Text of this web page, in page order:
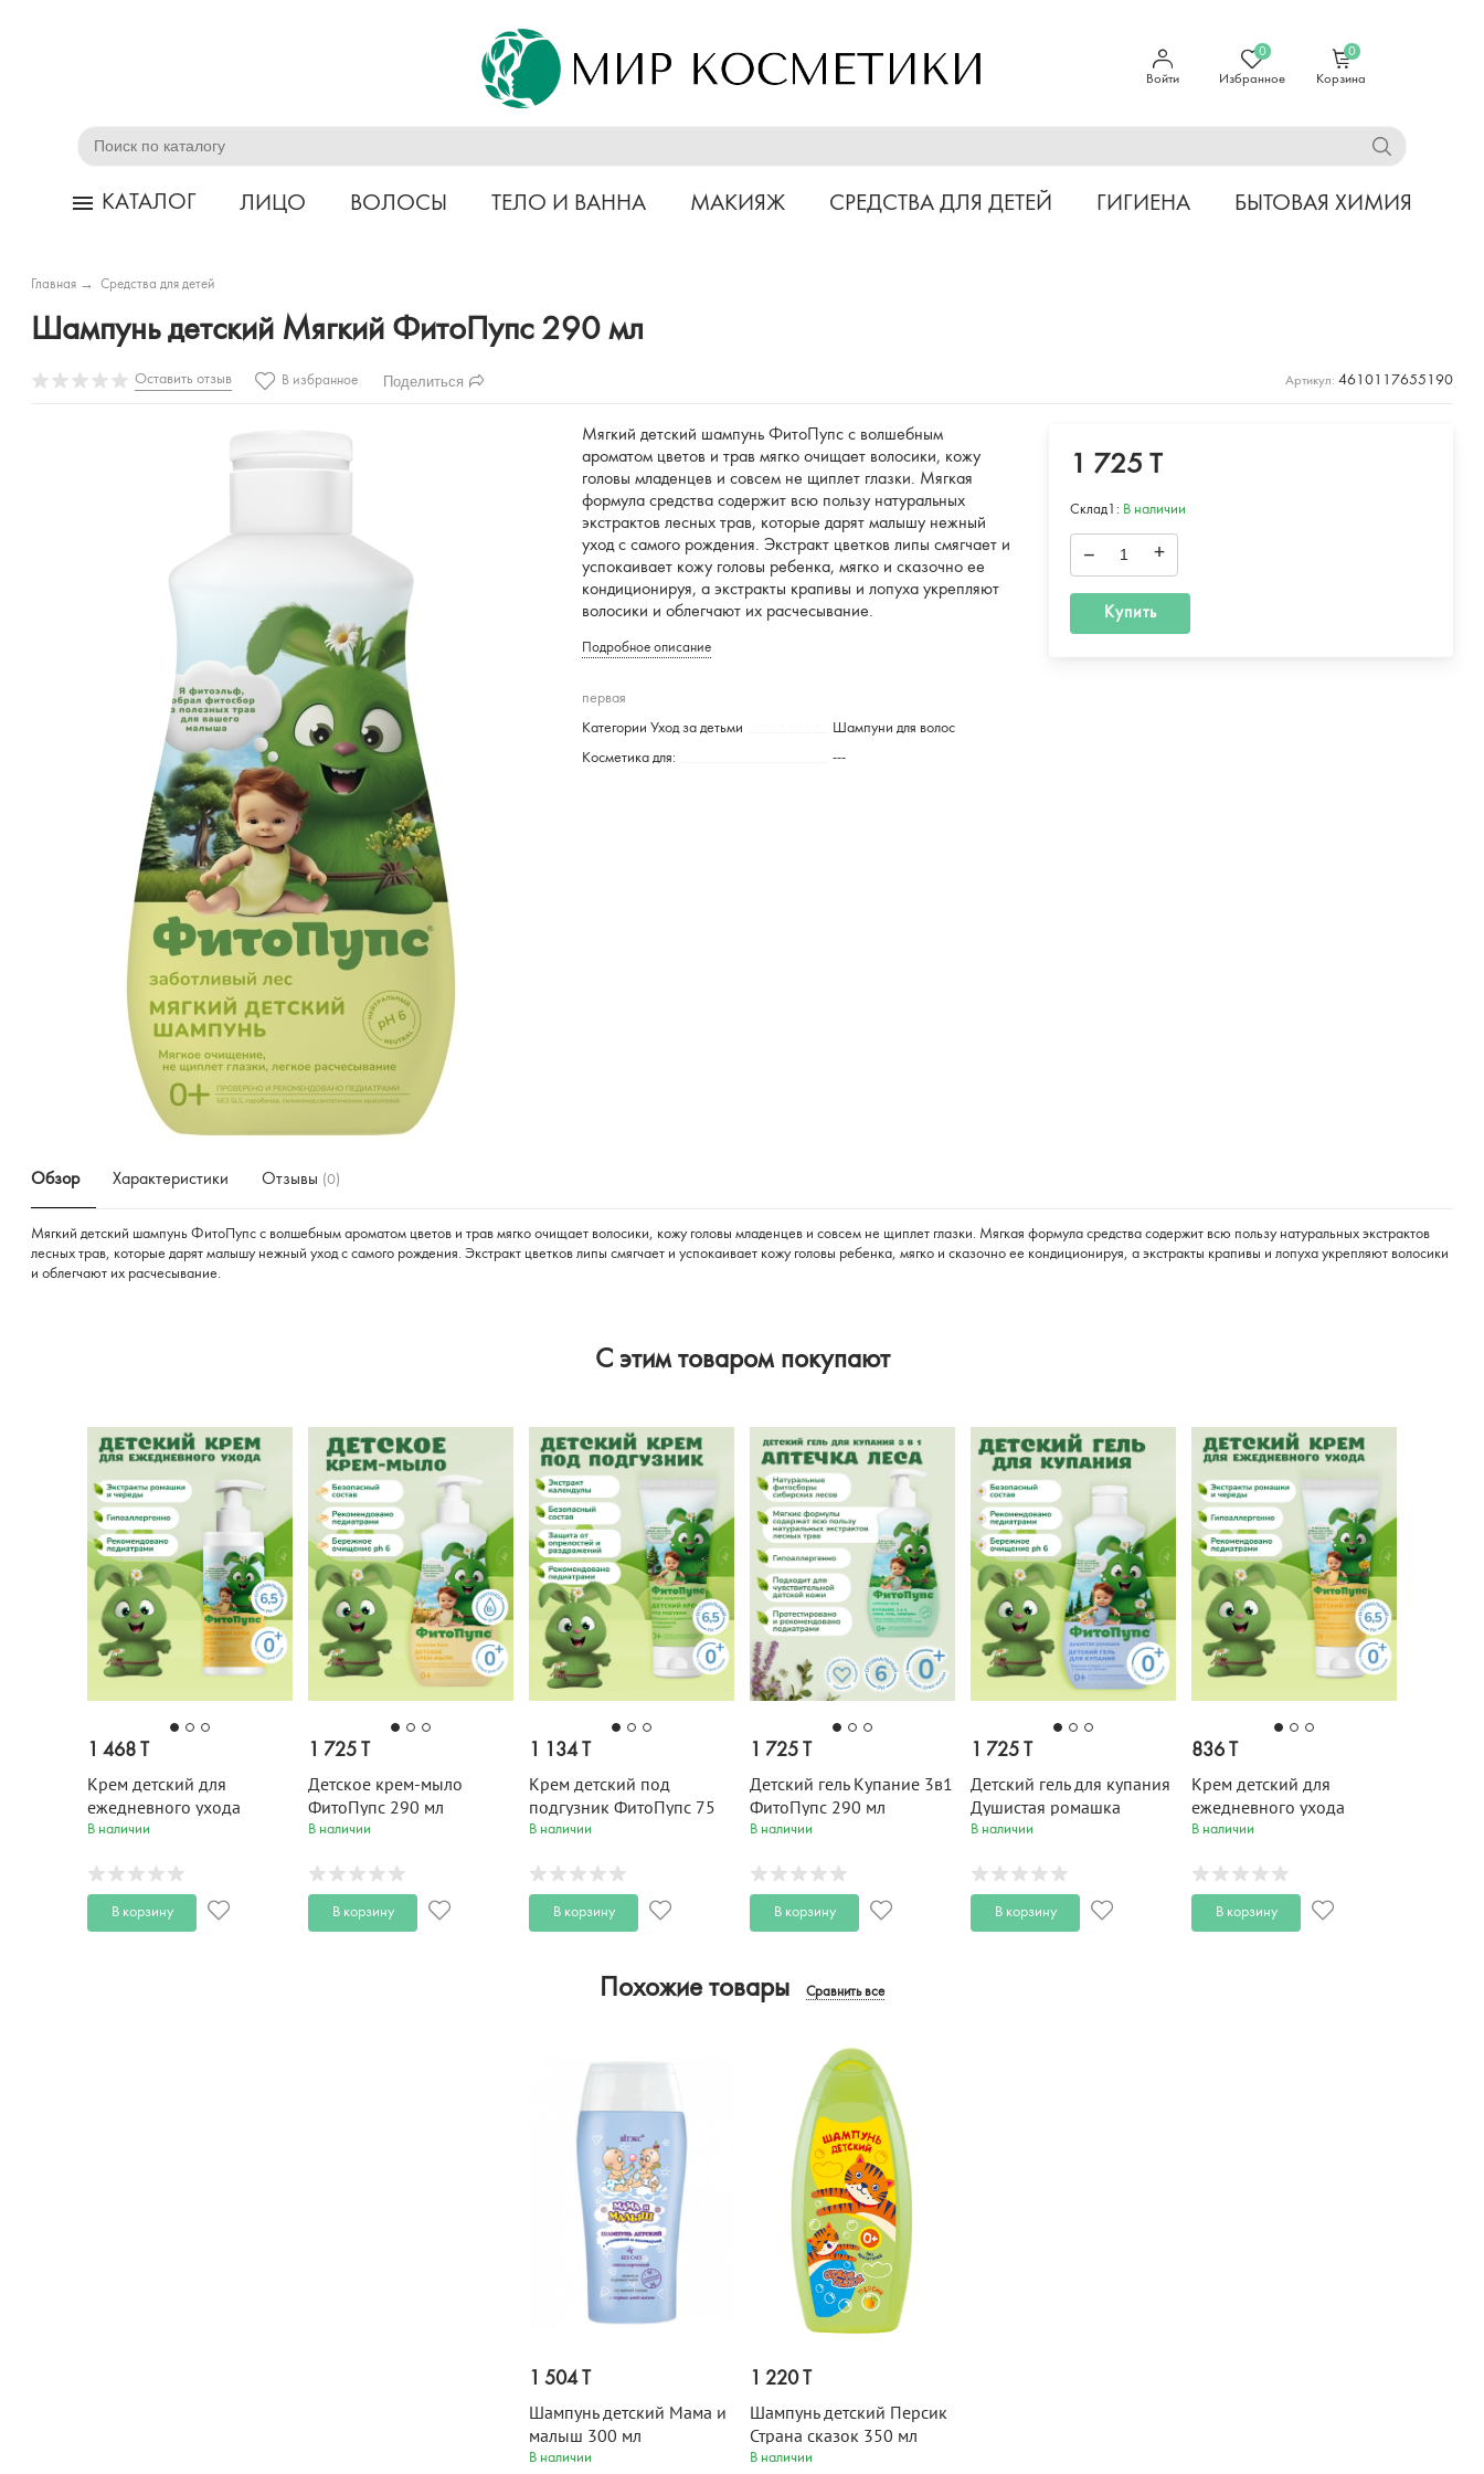
Войти
0
Избранное
0
Корзина
КАТАЛОГ ЛИЦО ВОЛОСЫ ТЕЛО И ВАННА МАКИЯЖ СРЕДСТВА ДЛЯ ДЕТЕЙ ГИГИЕНА БЫТОВАЯ ХИМИЯ
Главная → Средства для детей
Шампунь детский Мягкий ФитоПупс 290 мл
Оставить отзыв В избранное Поделиться Артикул: 4610117655190
Мягкий детский шампунь ФитоПупс с волшебным
ароматом цветов и трав мягко очищает волосики, кожу
головы младенцев и совсем не щиплет глазки. Мягкая
формула средства содержит всю пользу натуральных
экстрактов лесных трав, которые дарят малышу нежный
уход с самого рождения. Экстракт цветков липы смягчает и
успокаивает кожу головы ребенка, мягко и сказочно ее
кондиционируя, а экстракты крапивы и лопуха укрепляют
волосики и облегчают их расчесывание.
Подробное описание
первая
Категории Уход за детьми Шампуни для волос
Косметика для: ---
1 725 T
Склад1: В наличии
– +
Купить
Обзор Характеристики Отзывы (0)
Мягкий детский шампунь ФитоПупс с волшебным ароматом цветов и трав мягко очищает волосики, кожу головы младенцев и совсем не щиплет глазки. Мягкая формула средства содержит всю пользу натуральных экстрактов
лесных трав, которые дарят малышу нежный уход с самого рождения. Экстракт цветков липы смягчает и успокаивает кожу головы ребенка, мягко и сказочно ее кондиционируя, а экстракты крапивы и лопуха укрепляют волосики
и облегчают их расчесывание.
C этим товаром покупают
1 468 T
Крем детский для
ежедневного ухода
ФитоПупс с дозатором
В наличии
В корзину
1 725 T
Детское крем-мыло
ФитоПупс 290 мл
В наличии
В корзину
1 134 T
Крем детский под
подгузник ФитоПупс 75
мл
В наличии
В корзину
1 725 T
Детский гель Купание 3в1
ФитоПупс 290 мл
В наличии
В корзину
1 725 T
Детский гель для купания
Душистая ромашка
ФитоПупс 290 мл
В наличии
В корзину
836 T
Крем детский для
ежедневного ухода
ФитоПупс 75 мл
В наличии
В корзину
Похожие товары Сравнить все
1 504 T
Шампунь детский Мама и
малыш 300 мл
В наличии
1 220 T
Шампунь детский Персик
Страна сказок 350 мл
В наличии